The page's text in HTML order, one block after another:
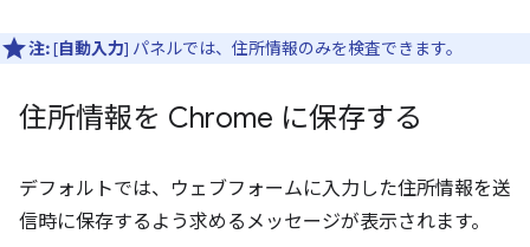
注:[自動入力] パネルでは、住所情報のみを検査できます。
住所情報を Chrome に保存する
デフォルトでは、ウェブフォームに入力した住所情報を送
信時に保存するよう求めるメッセージが表示されます。